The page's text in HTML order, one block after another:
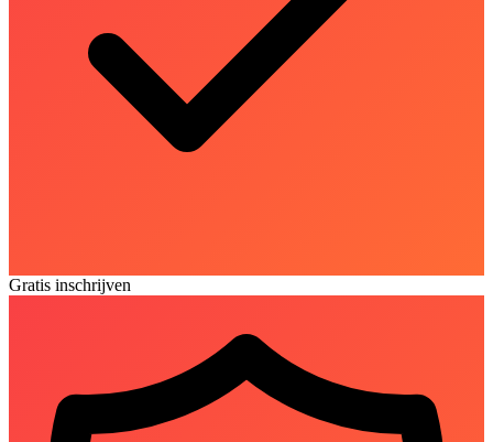
Gratis inschrijven